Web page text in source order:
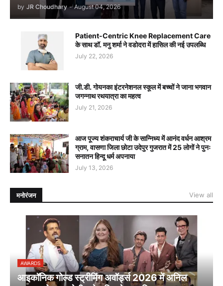
by JR Choudhary - August 04, 2026
Patient-Centric Knee Replacement Care
के साथ डॉ. मनु शर्मा ने वडोदरा में हासिल की नई उपलब्धि
July 22, 2026
जी.डी. गोयनका इंटरनेशनल स्कूल में बच्चों ने जाना भगवान
जगन्नाथ रथयात्रा का महत्व
July 21, 2026
आज पूज्य शंकराचार्य जी के सान्निध्य में आनंद वर्धन आश्रम
ग्राम, वासणा जिला छोटा उदेपुर गुजरात में 25 लोगों ने पुनः
सनातन हिन्दू धर्म अपनाया
July 13, 2026
मनोरंजन View all
AWARDS
आइकॉनिक गोल्ड स्ट्रीमिंग अवॉर्ड्स 2026 में अनिल